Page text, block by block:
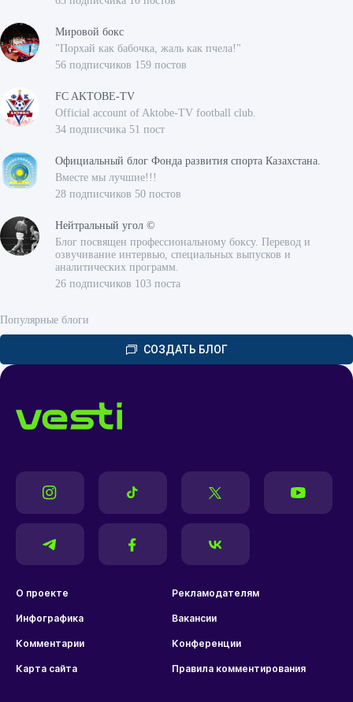
Мировой бокс
"Порхай как бабочка, жаль как пчела!"
56 подписчиков 159 постов
FC AKTOBE-TV
Official account of Aktobe-TV football club.
34 подписчика 51 пост
Официальный блог Фонда развития спорта Казахстана.
Вместе мы лучшие!!!
28 подписчиков 50 постов
Нейтральный угол ©
Блог посвящен профессиональному боксу. Перевод и
озвучивание интервью, специальных выпусков и
аналитических программ.
26 подписчиков 103 поста
Популярные блоги
СОЗДАТЬ БЛОГ
О проекте Рекламодателям
Инфографика Вакансии
Комментарии Конференции
Карта сайта Правила комментирования